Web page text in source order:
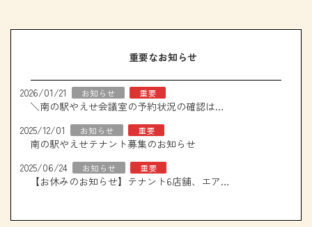
重要なお知らせ
2026/01/21 お知らせ 重要
＼南の駅やえせ会議室の予約状況の確認はこちら！／
2025/12/01
お知らせ 重要
南の駅やえせテナント募集のお知らせ
2025/06/24
お知らせ 重要
【お休みのお知らせ】テナント6店舗、エアコン取り換え工事について